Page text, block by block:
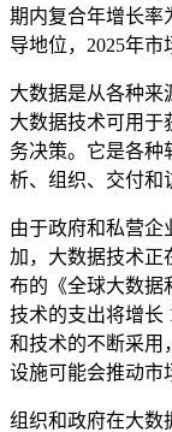
期内复合年增长率
导地位，2025年市
大数据是从各种来
大数据技术可用于
务决策。它是各种
析、组织、交付和
由于政府和私营企
加，大数据技术正
布的《全球大数据
技术的支出将增长
和技术的不断采用
设施可能会推动市
组织和政府在大数